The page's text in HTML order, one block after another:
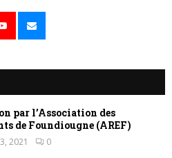
par l’Association des
de Foundiougne (AREF)
2021 0